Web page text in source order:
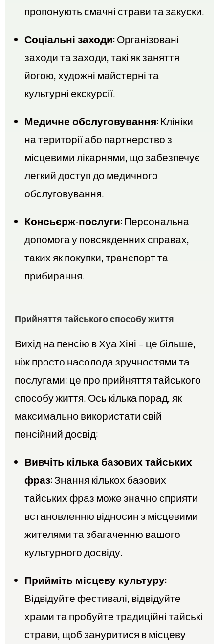
пропонують смачні страви та закуски.
Соціальні заходи:Організовані
заходи та заходи, такі як заняття
йогою, художні майстерні та
культурні екскурсії.
Медичне обслуговування:Клініки
на території або партнерство з
місцевими лікарнями, що забезпечує
легкий доступ до медичного
обслуговування.
Консьєрж-послуги:Персональна
допомога у повсякденних справах,
таких як покупки, транспорт та
прибирання.
Прийняття тайського способу життя
Вихід на пенсію в Хуа Хіні – це більше,
ніж просто насолода зручностями та
послугами; це про прийняття тайського
способу життя. Ось кілька порад, як
максимально використати свій
пенсійний досвід:
Вивчіть кілька базових тайських
фраз:Знання кількох базових
тайських фраз може значно сприяти
встановленню відносин з місцевими
жителями та збагаченню вашого
культурного досвіду.
Прийміть місцеву культуру:
Відвідуйте фестивалі, відвідуйте
храми та пробуйте традиційні тайські
страви, щоб зануритися в місцеву